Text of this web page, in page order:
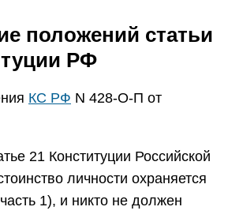
положений статьи
РФ
КС РФ N 428-О-П от
21 Конституции Российской
личности охраняется
1), и никто не должен